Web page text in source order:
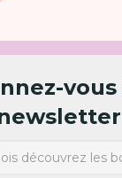
vous